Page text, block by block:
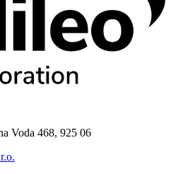
Voda 468, 925 06